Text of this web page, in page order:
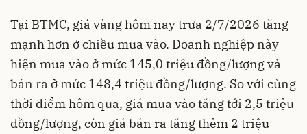
Tại BTMC, giá vàng hôm nay trưa 2/7/2026 tăng
mạnh hơn ở chiều mua vào. Doanh nghiệp này
hiện mua vào ở mức 145,0 triệu đồng/lượng và
bán ra ở mức 148,4 triệu đồng/lượng. So với cùng
thời điểm hôm qua, giá mua vào tăng tới 2,5 triệu
đồng/lượng, còn giá bán ra tăng thêm 2 triệu